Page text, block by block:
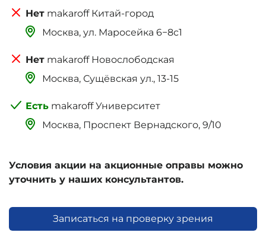
makaroff Китай-город
Москва, ‌‌‌‌ул. Маросейка 6−8с1
makaroff Новослободская
Москва, Сущёвская ул., 13-15
makaroff Университет
Москва, Проспект Вернадского, 9/10
Условия акции на акционные оправы можно
уточнить у наших консультантов.
Записаться на проверку зрения